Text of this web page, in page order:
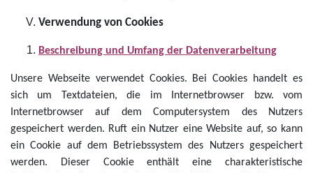
Verwendung von Cookies
Beschreibung und Umfang der Datenverarbeitung
Unsere Webseite verwendet Cookies. Bei Cookies handelt es
sich um Textdateien, die im Internetbrowser bzw. vom
Internetbrowser auf dem Computersystem des Nutzers
gespeichert werden. Ruft ein Nutzer eine Website auf, so kann
ein Cookie auf dem Betriebssystem des Nutzers gespeichert
werden. Dieser Cookie enthält eine charakteristische